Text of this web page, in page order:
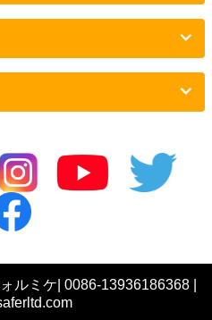
ルミケ| 0086-13936186368 |